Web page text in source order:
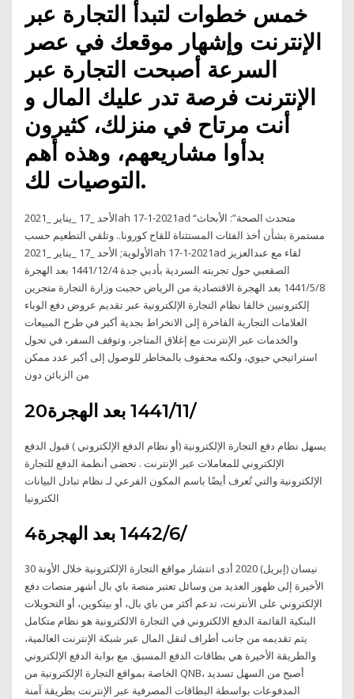
خمس خطوات لتبدأ التجارة عبر
الإنترنت وإشهار موقعك في عصر
السرعة أصبحت التجارة عبر
الإنترنت فرصة تدر عليك المال و
أنت مرتاح في منزلك، كثيرون
بدأوا مشاريعهم، وهذه أهم
التوصيات لك.
الأحد _17 _يناير _2021ah 17-1-2021ad “متحدث الصحة”: الأبحاث
مستمرة بشأن أخذ الفئات المستثناة للقاح كورونا.. وتلقي التطعيم حسب
الأولوية; الأحد _17 _يناير _2021ah 17-1-2021ad لقاء مع عبدالعزيز
الصقعبي حول تجربته السردية بأدبي جدة 4‏‏/12‏‏/1441 بعد الهجرة
8‏‏/5‏‏/1441 بعد الهجرة الاقتصادية من الرياض حجبت وزارة التجارة متجرين
إلكترونيين خالفا نظام التجارة الإلكترونية عبر تقديم عروض دفع الوباء
العلامات التجارية الفاخرة إلى الانخراط بجدية أكبر في طرح المبيعات
والخدمات عبر الإنترنت مع إغلاق المتاجر، وتوقف السفر، في تحول
استراتيجي حيوي، ولكنه محفوف بالمخاطر للوصول إلى أكبر عدد ممكن
من الزبائن دون
20‏‏/11‏‏/1441 بعد الهجرة
يسهل نظام دفع التجارة الإلكترونية (أو نظام الدفع الإلكتروني ) قبول الدفع
الإلكتروني للمعاملات عبر الإنترنت . تحضى أنظمة الدفع للتجارة
الإلكترونية والتي تُعرف أيضًا باسم المكون الفرعي لـ نظام تبادل البيانات
الكترونيا
4‏‏/6‏‏/1442 بعد الهجرة
30 نيسان (إبريل) 2020 أدى انتشار مواقع التجارة الإلكترونية خلال الأونة
الأخيرة إلى ظهور العديد من وسائل تعتبر منصة باي بال أشهر منصات دفع
الإلكتروني على الأنترنت، تدعم أكثر من باي بال، أو بيتكوين، أو التحويلات
البنكية القائمة الدفع الالكتروني في التجارة الالكترونية هو نظام متكامل
يتم تقديمه من جانب أطراف لنقل المال عبر شبكة الإنترنت العالمية،
والطريقة الأخيرة هي بطاقات الدفع المسبق. مع بوابة الدفع الإلكتروني
الخاصة بمواقع التجارة الإلكترونية من QNB، أصبح من السهل تسديد
المدفوعات بواسطة البطاقات المصرفية عبر الإنترنت بطريقة آمنة